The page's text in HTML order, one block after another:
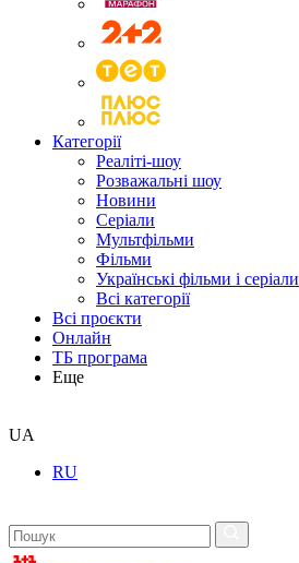
Категорії
Реаліті-шоу
Розважальні шоу
Новини
Серіали
Мультфільми
Фільми
Українські фільми і серіали
Всі категорії
Всі проєкти
Онлайн
ТБ програма
Еще
UA
RU